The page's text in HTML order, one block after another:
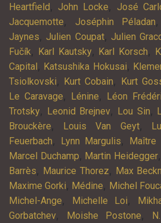
Heartfield , John Locke, José
Jacquemotte, Joséphin Péladan,
Jaynes, Julien Coupat, Julien
Fučík, Karl Kautsky, Karl Korsch,
Capital , Katsushika Hokusai,
Tsiolkovski, Kurt Cobain, Kurt
Le Caravage, Lénine, Léon
Trotsky, Leonid Brejnev, Lou Sin,
Brouckère, Louis Van Geyt,
Feuerbach, Lynn Margulis, Maître
Marcel Duchamp, Martin Heidegger,
Barrès, Maurice Thorez, Max
Maxime Gorki, Médine, Michel
Michel-Ange, Michelle Loi,
Gorbatchev, Moishe Postone,